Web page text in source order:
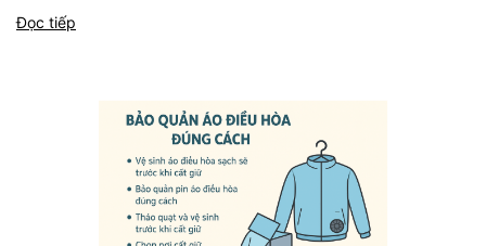
Đọc tiếp